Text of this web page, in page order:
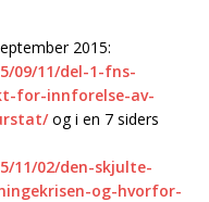
2015:
09/11/del-1-fns-
for-innforelse-av-
og i en 7 siders
11/02/den-skjulte-
og-hvorfor-